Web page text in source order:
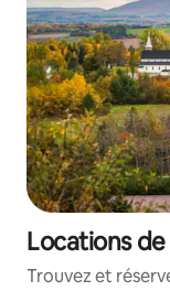
Locations
Trouvez et